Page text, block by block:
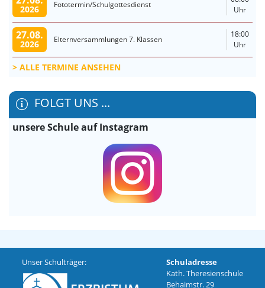
2026 Fototermin/Schulgottesdienst
Uhr
27.08.
2026 Elternversammlungen 7. Klassen
18:00
Uhr
ALLE TERMINE ANSEHEN
FOLGT UNS ...
unsere Schule auf Instagram
Unser Schulträger:
Schuladresse
Kath. Theresienschule
Behaimstr. 29